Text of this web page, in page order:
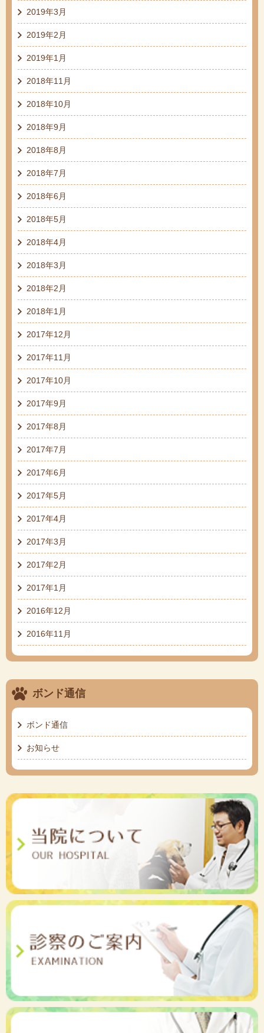
2019年3月
2019年2月
2019年1月
2018年11月
2018年10月
2018年9月
2018年8月
2018年7月
2018年6月
2018年5月
2018年4月
2018年3月
2018年2月
2018年1月
2017年12月
2017年11月
2017年10月
2017年9月
2017年8月
2017年7月
2017年6月
2017年5月
2017年4月
2017年3月
2017年2月
2017年1月
2016年12月
2016年11月
ボンド通信
ボンド通信
お知らせ